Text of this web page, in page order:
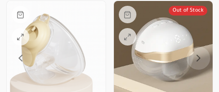
Out of Stock
هناك
العديد
من
الأشكال
المختلفة